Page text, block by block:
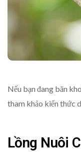
Nếu bạn đang băn
tham khảo kiến thức
Lồng Nuôi